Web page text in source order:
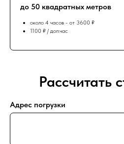
до 50 квадратных метров
около 4 часов - от 3600 ₽
1100 ₽ / доп.час
Рассчитать
Адрес погрузки